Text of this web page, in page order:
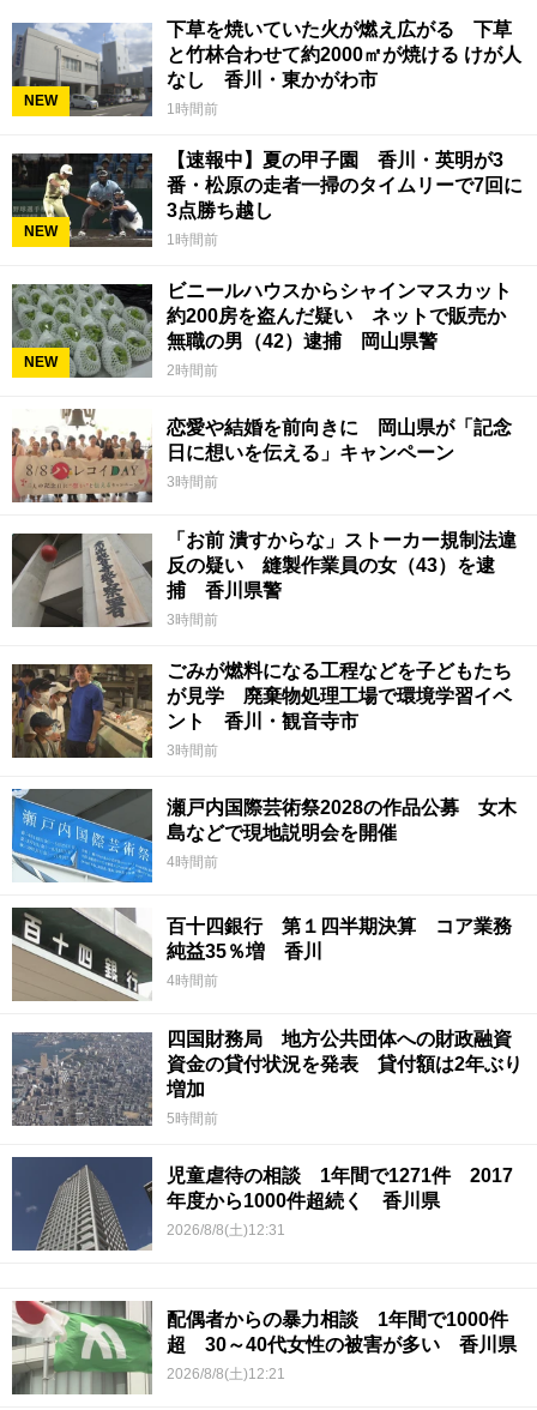
NEW
下草を焼いていた火が燃え広がる 下草
と竹林合わせて約2000㎡が焼ける けが人
なし 香川・東かがわ市
1時間前
NEW
【速報中】夏の甲子園 香川・英明が3
番・松原の走者一掃のタイムリーで7回に
3点勝ち越し
1時間前
NEW
ビニールハウスからシャインマスカット
約200房を盗んだ疑い ネットで販売か
無職の男（42）逮捕 岡山県警
2時間前
恋愛や結婚を前向きに 岡山県が「記念
日に想いを伝える」キャンペーン
3時間前
「お前 潰すからな」ストーカー規制法違
反の疑い 縫製作業員の女（43）を逮
捕 香川県警
3時間前
ごみが燃料になる工程などを子どもたち
が見学 廃棄物処理工場で環境学習イベ
ント 香川・観音寺市
3時間前
瀬戸内国際芸術祭2028の作品公募 女木
島などで現地説明会を開催
4時間前
百十四銀行 第１四半期決算 コア業務
純益35％増 香川
4時間前
四国財務局 地方公共団体への財政融資
資金の貸付状況を発表 貸付額は2年ぶり
増加
5時間前
児童虐待の相談 1年間で1271件 2017
年度から1000件超続く 香川県
2026/8/8(土)12:31
配偶者からの暴力相談 1年間で1000件
超 30～40代女性の被害が多い 香川県
2026/8/8(土)12:21